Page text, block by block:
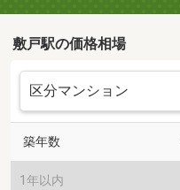
敷戸駅の価格相場
築年数
1年以内